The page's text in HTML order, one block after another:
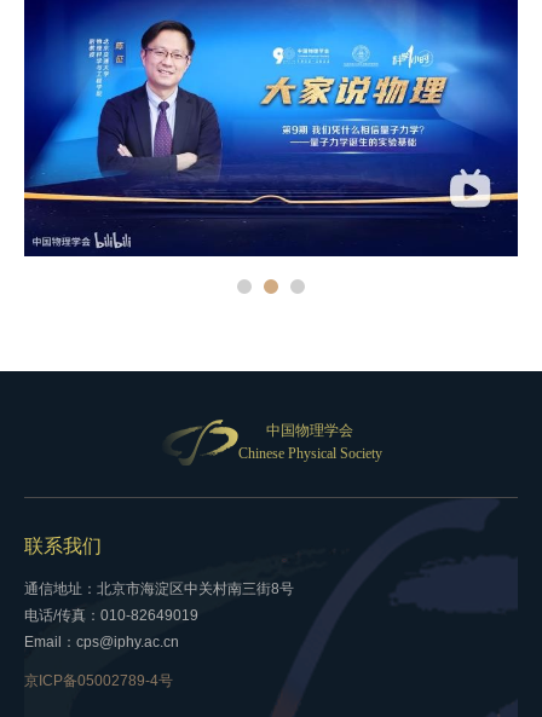
中国物理学会
Chinese Physical Society
联系我们
通信地址：北京市海淀区中关村南三街8号
电话/传真：010-82649019
Email：cps@iphy.ac.cn
京ICP备05002789-4号